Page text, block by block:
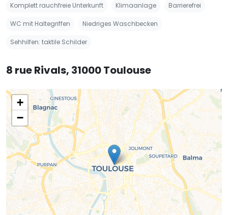
Komplett rauchfreie Unterkunft Klimaanlage Barrierefrei
WC mit Haltegriffen Niedriges Waschbecken
Sehhilfen: taktile Schilder
8 rue Rivals, 31000 Toulouse
+
−